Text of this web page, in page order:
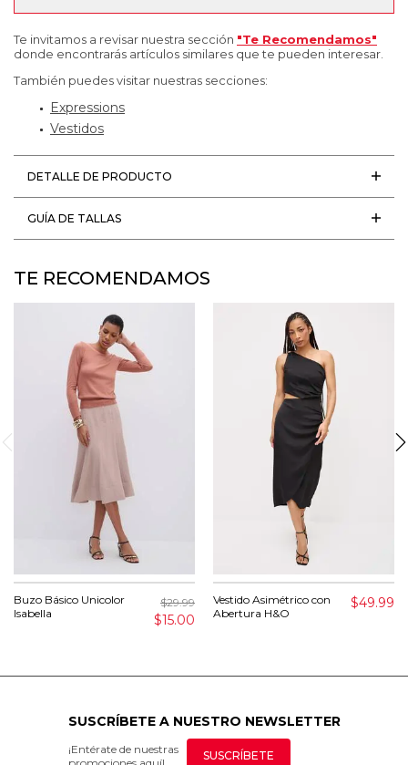
Te invitamos a revisar nuestra sección "Te Recomendamos"
donde encontrarás artículos similares que te pueden interesar.
También puedes visitar nuestras secciones:
Expressions
Vestidos
DETALLE DE PRODUCTO
GUÍA DE TALLAS
TE RECOMENDAMOS
Buzo Básico Unicolor
Isabella
$29.99
$15.00
Vestido Asimétrico con
Abertura H&O
$49.99
SUSCRÍBETE A NUESTRO NEWSLETTER
¡Entérate de nuestras
SUSCRÍBETE